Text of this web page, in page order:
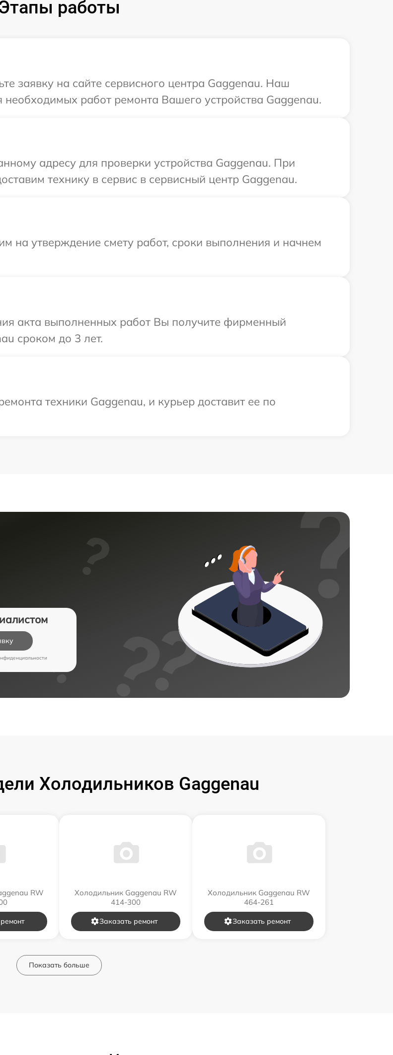
работы
заявку на сайте сервисного центра Gaggenau. Наш
работ ремонта Вашего устройства Gaggenau.
адресу для проверки устройства Gaggenau. При
технику в сервис в сервисный центр Gaggenau.
на утверждение смету работ, сроки выполнения и начнем
акта выполненных работ Вы получите фирменный
сроком до 3 лет.
техники Gaggenau, и курьер доставит ее по
Холодильников Gaggenau
RW
Холодильник Gaggenau RW
414-300
Заказать ремонт
Холодильник Gaggenau RW
464-261
Заказать ремонт
Показать больше